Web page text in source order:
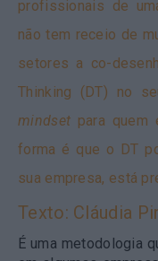
profissionais de
não tem receio de
setores a co-
Thinking (DT) no
mindset para quem
forma é que o DT
sua empresa, está
Texto: Cláudia
É uma metodologia